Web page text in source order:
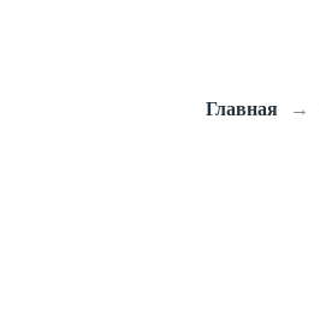
Главная →